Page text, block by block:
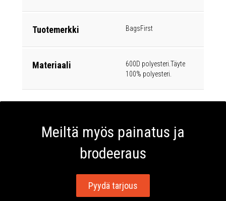
Tuotemerkki BagsFirst
Materiaali
600D polyesteri.Täyte
100% polyesteri.
Meiltä myös painatus ja
brodeeraus
Pyydä tarjous